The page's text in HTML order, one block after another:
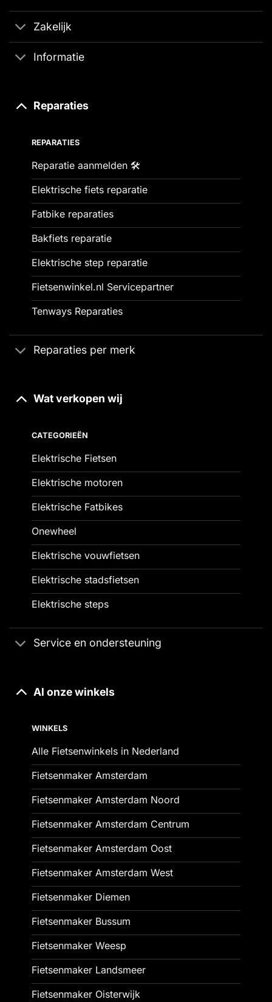
Zakelijk
Informatie
Reparaties
REPARATIES
Reparatie aanmelden 🛠️
Elektrische fiets reparatie
Fatbike reparaties
Bakfiets reparatie
Elektrische step reparatie
Fietsenwinkel.nl Servicepartner
Tenways Reparaties
Reparaties per merk
Wat verkopen wij
CATEGORIEËN
Elektrische Fietsen
Elektrische motoren
Elektrische Fatbikes
Onewheel
Elektrische vouwfietsen
Elektrische stadsfietsen
Elektrische steps
Service en ondersteuning
Al onze winkels
WINKELS
Alle Fietsenwinkels in Nederland
Fietsenmaker Amsterdam
Fietsenmaker Amsterdam Noord
Fietsenmaker Amsterdam Centrum
Fietsenmaker Amsterdam Oost
Fietsenmaker Amsterdam West
Fietsenmaker Diemen
Fietsenmaker Bussum
Fietsenmaker Weesp
Fietsenmaker Landsmeer
Fietsenmaker Oisterwijk